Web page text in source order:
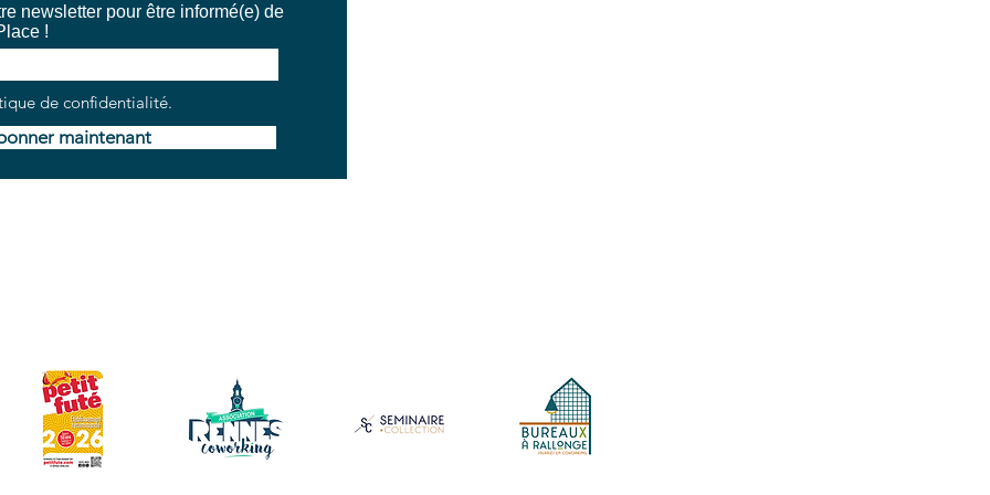
newsletter pour être informé(e) de
!
de confidentialité.
maintenant